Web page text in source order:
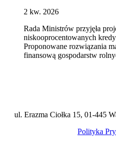
2 kw. 2026
Rada Ministrów przyjęła
niskooprocentowanych
Proponowane rozwiązania
finansową gospodarstw
ul. Erazma Ciołka 15, 01-445
Polityka